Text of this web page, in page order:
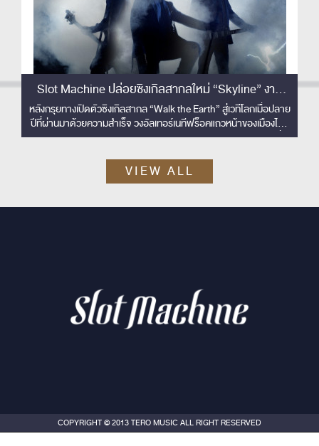
Slot Machine ปล่อยซิงเกิลสากลใหม่ “Skyline” งาน
ดนตรีปลดจินตนาการเหนือขอบฟ้า พร้อมส่งมิวสิควิดีโอ
คอนเซปต์ล้ำ ไร้ขีดจำกัด !!
หลังกรุยทางเปิดตัวซิงเกิลสากล “Walk the Earth” สู่เวทีโลกเมื่อปลาย
ปีที่ผ่านมาด้วยความสำเร็จ วงอัลเทอร์เนทีฟร็อคแถวหน้าของเมืองไทย
Slot Machine ค่าย Tero Music ได้เวลาปล่อยซิงเกิลสากลลำดับที่ 2
VIEW ALL
COPYRIGHT © 2013 TERO MUSIC ALL RIGHT RESERVED